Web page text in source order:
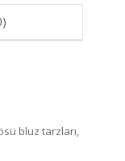
bluz tarzları,